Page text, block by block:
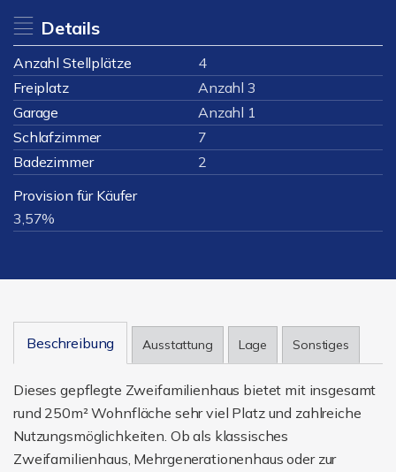
Details
Anzahl Stellplätze
4
Freiplatz
Anzahl 3
Garage
Anzahl 1
Schlafzimmer
7
Badezimmer
2
Provision für Käufer
3,57%
Beschreibung Ausstattung Lage Sonstiges
Dieses gepflegte Zweifamilienhaus bietet mit insgesamt
rund 250m² Wohnfläche sehr viel Platz und zahlreiche
Nutzungsmöglichkeiten. Ob als klassisches
Zweifamilienhaus, Mehrgenerationenhaus oder zur